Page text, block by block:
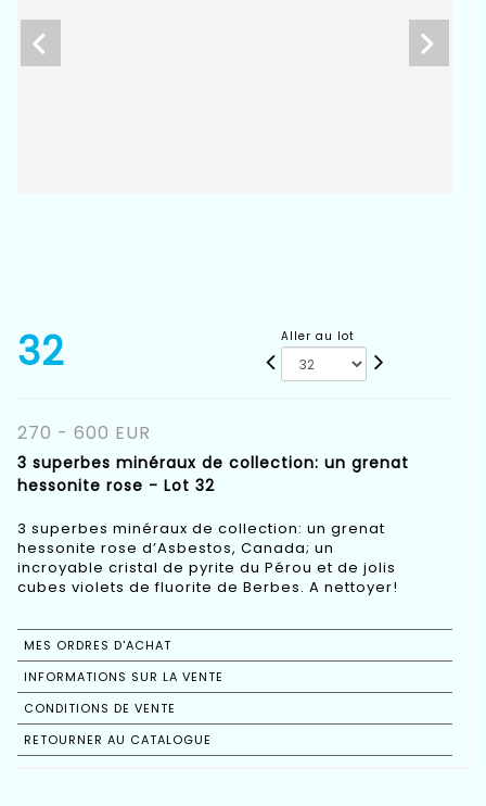
32 Aller au lot
270 - 600 EUR
3 superbes minéraux de collection: un grenat
hessonite rose - Lot 32
3 superbes minéraux de collection: un grenat
hessonite rose d’Asbestos, Canada; un
incroyable cristal de pyrite du Pérou et de jolis
cubes violets de fluorite de Berbes. A nettoyer!
MES ORDRES D'ACHAT
INFORMATIONS SUR LA VENTE
CONDITIONS DE VENTE
RETOURNER AU CATALOGUE